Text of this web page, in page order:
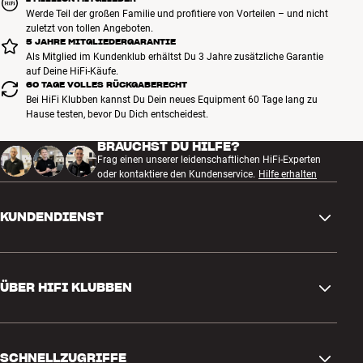
Werde Teil der großen Familie und profitiere von Vorteilen – und nicht
zuletzt von tollen Angeboten.
5 JAHRE MITGLIEDERGARANTIE
Als Mitglied im Kundenklub erhältst Du 3 Jahre zusätzliche Garantie
auf Deine HiFi-Käufe.
60 TAGE VOLLES RÜCKGABERECHT
Bei HiFi Klubben kannst Du Dein neues Equipment 60 Tage lang zu
Hause testen, bevor Du Dich entscheidest.
BRAUCHST DU HILFE?
Frag einen unserer leidenschaftlichen HiFi-Experten
oder kontaktiere den Kundenservice. Hilfe erhalten
KUNDENDIENST
Fragen und Antworten
Rückgabe und Reklamation
Bestellung widerrufen
ÜBER HIFI KLUBBEN
SCHNELLZUGRIFFE